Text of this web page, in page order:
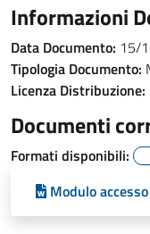
Informazioni
Data Documento: 15/
Tipologia Documento:
Licenza Distribuzione:
Documenti
Formati disponibili:
Modulo